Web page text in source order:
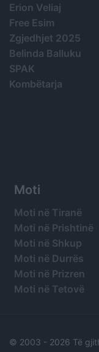
Erion Veliaj
Free Esim
Zgjedhjet 2025
Belinda Balluku
SPAK
Kombëtarja
Moti
Moti në Tiranë
Moti në Prishtinë
Moti në Shkup
Moti në Durrës
Moti në Prizren
Moti në Tetovë
© 2003 - 2026 Të